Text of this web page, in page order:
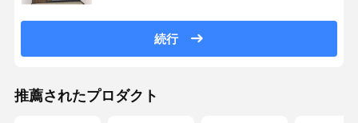
続行
推薦されたプロダクト